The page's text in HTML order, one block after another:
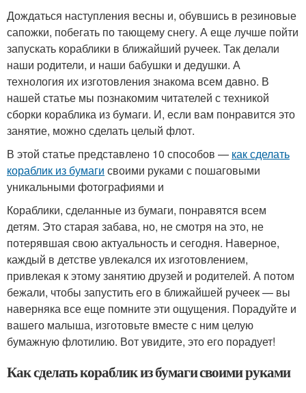
Дождаться наступления весны и, обувшись в резиновые
сапожки, побегать по тающему снегу. А еще лучше пойти
запускать кораблики в ближайший ручеек. Так делали
наши родители, и наши бабушки и дедушки. А
технология их изготовления знакома всем давно. В
нашей статье мы познакомим читателей с техникой
сборки кораблика из бумаги. И, если вам понравится это
занятие, можно сделать целый флот.
В этой статье представлено 10 способов — как сделать
кораблик из бумаги своими руками с пошаговыми
уникальными фотографиями и
Кораблики, сделанные из бумаги, понравятся всем
детям. Это старая забава, но, не смотря на это, не
потерявшая свою актуальность и сегодня. Наверное,
каждый в детстве увлекался их изготовлением,
привлекая к этому занятию друзей и родителей. А потом
бежали, чтобы запустить его в ближайшей ручеек — вы
наверняка все еще помните эти ощущения. Порадуйте и
вашего малыша, изготовьте вместе с ним целую
бумажную флотилию. Вот увидите, это его порадует!
Как сделать кораблик из бумаги своими руками